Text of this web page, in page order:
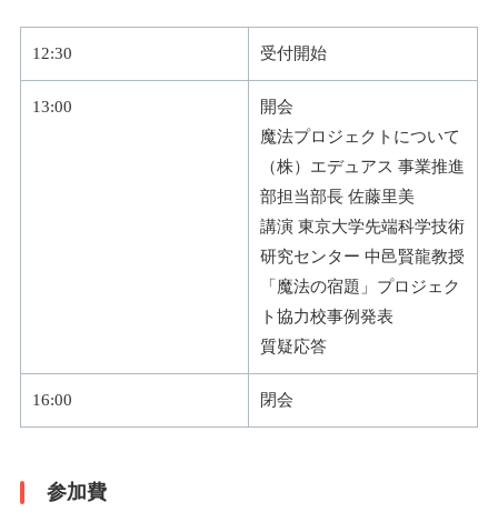
12:30 受付開始
13:00
開会
魔法プロジェクトについて
（株）エデュアス 事業推進
部担当部長 佐藤里美
講演 東京大学先端科学技術
研究センター 中邑賢龍教授
「魔法の宿題」プロジェク
ト協力校事例発表
質疑応答
16:00 閉会
参加費